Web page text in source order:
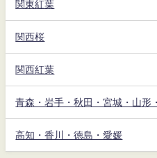
関東紅葉
関西桜
関西紅葉
青森・岩手・秋田・宮城・山形
高知・香川・徳島・愛媛